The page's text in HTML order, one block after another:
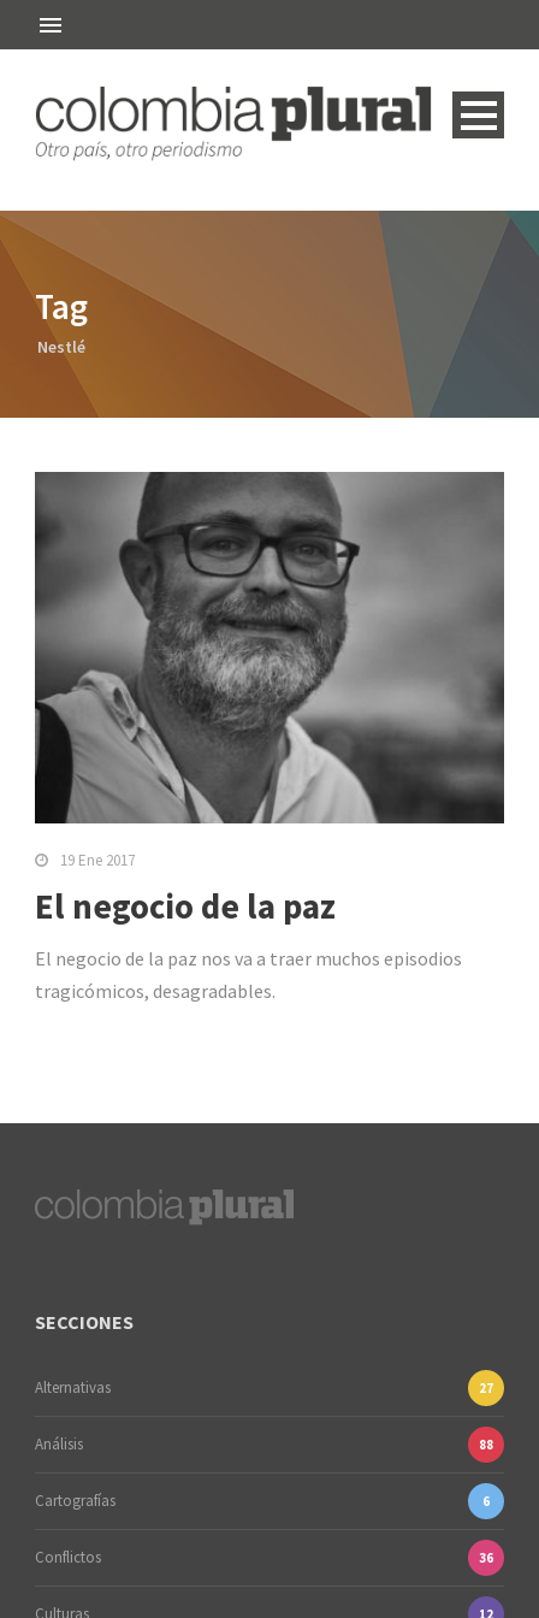
Tag
Nestlé
19 Ene 2017
El negocio de la paz
El negocio de la paz nos va a traer muchos episodios
tragicómicos, desagradables.
SECCIONES
Alternativas 27
Análisis 88
Cartografías 6
Conflictos 36
Culturas 12